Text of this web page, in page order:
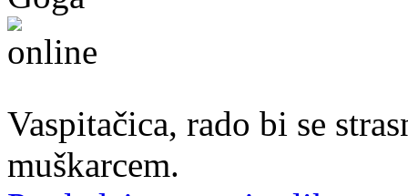
Vaspitačica, rado bi se
muškarcem.